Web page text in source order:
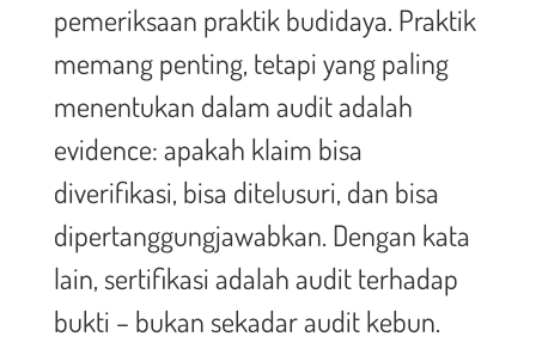
pemeriksaan praktik budidaya. Praktik
memang penting, tetapi yang paling
menentukan dalam audit adalah
evidence: apakah klaim bisa
diverifikasi, bisa ditelusuri, dan bisa
dipertanggungjawabkan. Dengan kata
lain, sertifikasi adalah audit terhadap
bukti – bukan sekadar audit kebun.